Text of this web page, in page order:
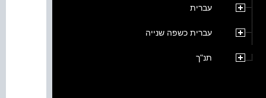
עברית
עברית כשפה שנייה
תנ"ך